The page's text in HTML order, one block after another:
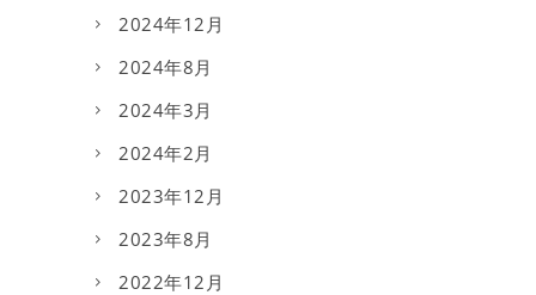
2024年12月
2024年8月
2024年3月
2024年2月
2023年12月
2023年8月
2022年12月